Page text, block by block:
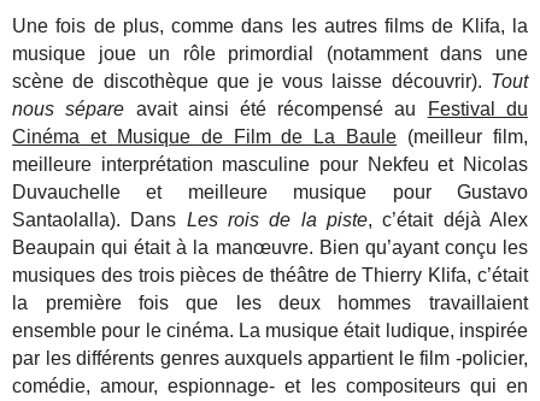
Une fois de plus, comme dans les autres films de Klifa, la
musique joue un rôle primordial (notamment dans une
scène de discothèque que je vous laisse découvrir). Tout
nous sépare avait ainsi été récompensé au
Festival du
Cinéma et Musique de Film de La Baule (meilleur film,
meilleure interprétation masculine pour Nekfeu et Nicolas
Duvauchelle et meilleure musique pour Gustavo
Santaolalla). Dans Les rois de la piste, c’était déjà Alex
Beaupain qui était à la manœuvre. Bien qu’ayant conçu les
musiques des trois pièces de théâtre de Thierry Klifa, c’était
la première fois que les deux hommes travaillaient
ensemble pour le cinéma. La musique était ludique, inspirée
par les différents genres auxquels appartient le film -policier,
comédie, amour, espionnage- et les compositeurs qui en